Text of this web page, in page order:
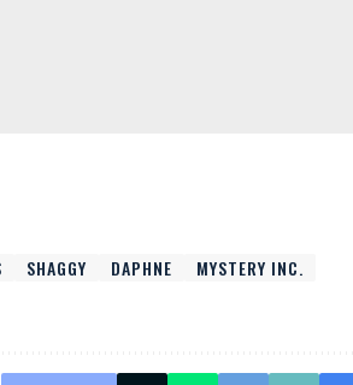
SHAGGY DAPHNE
MYSTERY INC.